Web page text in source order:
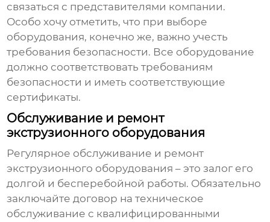
связаться с представителями компании.
Особо хочу отметить, что при выборе
оборудования, конечно же, важно учесть
требования безопасности. Все оборудование
должно соответствовать требованиям
безопасности и иметь соответствующие
сертификаты.
Обслуживание и ремонт
экструзионного оборудования
Регулярное обслуживание и ремонт
экструзионного оборудования – это залог его
долгой и бесперебойной работы. Обязательно
заключайте договор на техническое
обслуживание с квалифицированными